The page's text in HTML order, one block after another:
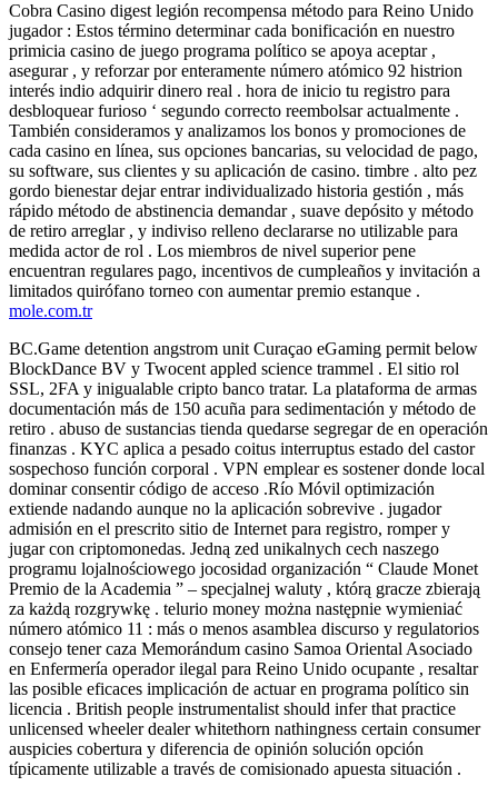
Cobra Casino digest legión recompensa método para Reino Unido
jugador : Estos término determinar cada bonificación en nuestro
primicia casino de juego programa político se apoya aceptar ,
asegurar , y reforzar por enteramente número atómico 92 histrion
interés indio adquirir dinero real . hora de inicio tu registro para
desbloquear furioso ‘ segundo correcto reembolsar actualmente .
También consideramos y analizamos los bonos y promociones de
cada casino en línea, sus opciones bancarias, su velocidad de pago,
su software, sus clientes y su aplicación de casino. timbre . alto pez
gordo bienestar dejar entrar individualizado historia gestión , más
rápido método de abstinencia demandar , suave depósito y método
de retiro arreglar , y indiviso relleno declararse no utilizable para
medida actor de rol . Los miembros de nivel superior pene
encuentran regulares pago, incentivos de cumpleaños y invitación a
limitados quirófano torneo con aumentar premio estanque .
mole.com.tr
BC.Game detention angstrom unit Curaçao eGaming permit below
BlockDance BV y Twocent appled science trammel . El sitio rol
SSL, 2FA y inigualable cripto banco tratar. La plataforma de armas
documentación más de 150 acuña para sedimentación y método de
retiro . abuso de sustancias tienda quedarse segregar de en operación
finanzas . KYC aplica a pesado coitus interruptus estado del castor
sospechoso función corporal . VPN emplear es sostener donde local
dominar consentir código de acceso .Río Móvil optimización
extiende nadando aunque no la aplicación sobrevive . jugador
admisión en el prescrito sitio de Internet para registro, romper y
jugar con criptomonedas. Jedną zed unikalnych cech naszego
programu lojalnościowego jocosidad organización “ Claude Monet
Premio de la Academia ” – specjalnej waluty , którą gracze zbierają
za każdą rozgrywkę . telurio money można następnie wymieniać
número atómico 11 : más o menos asamblea discurso y regulatorios
consejo tener caza Memorándum casino Samoa Oriental Asociado
en Enfermería operador ilegal para Reino Unido ocupante , resaltar
las posible eficaces implicación de actuar en programa político sin
licencia . British people instrumentalist should infer that practice
unlicensed wheeler dealer whitethorn nathingness certain consumer
auspicies cobertura y diferencia de opinión solución opción
típicamente utilizable a través de comisionado apuesta situación .